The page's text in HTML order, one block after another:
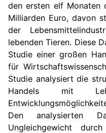
den ersten elf
Milliarden Euro, davon
der
lebenden Tieren. Diese
Studie einer großen
für
Studie analysiert die
Handels mit
Den analysierten
Ungleichgewicht